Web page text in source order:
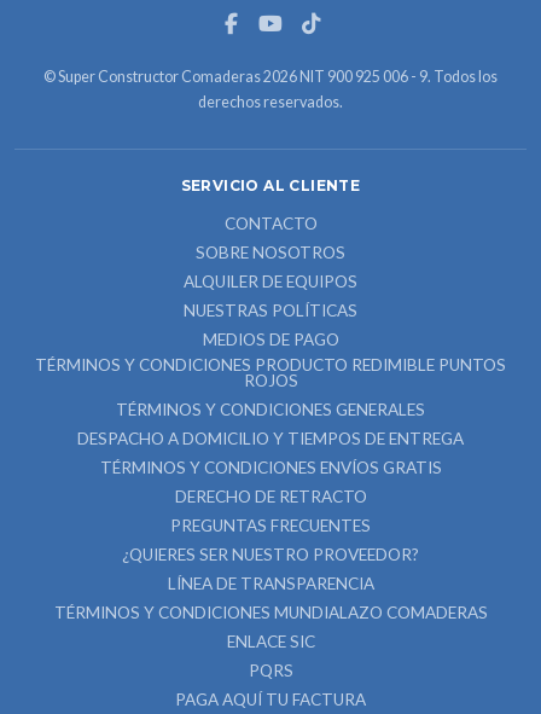
© Super Constructor Comaderas 2026 NIT 900 925 006 - 9. Todos los
derechos reservados.
SERVICIO AL CLIENTE
CONTACTO
SOBRE NOSOTROS
ALQUILER DE EQUIPOS
NUESTRAS POLÍTICAS
MEDIOS DE PAGO
TÉRMINOS Y CONDICIONES PRODUCTO REDIMIBLE PUNTOS
ROJOS
TÉRMINOS Y CONDICIONES GENERALES
DESPACHO A DOMICILIO Y TIEMPOS DE ENTREGA
TÉRMINOS Y CONDICIONES ENVÍOS GRATIS
DERECHO DE RETRACTO
PREGUNTAS FRECUENTES
¿QUIERES SER NUESTRO PROVEEDOR?
LÍNEA DE TRANSPARENCIA
TÉRMINOS Y CONDICIONES MUNDIALAZO COMADERAS
ENLACE SIC
PQRS
PAGA AQUÍ TU FACTURA